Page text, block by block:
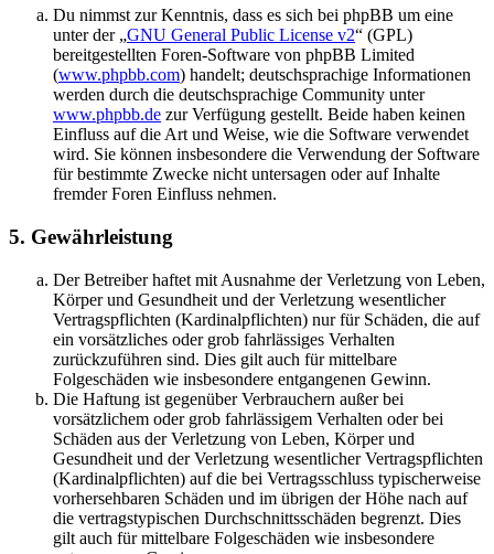
Du nimmst zur Kenntnis, dass es sich bei phpBB um eine
unter der „GNU General Public License v2“ (GPL)
bereitgestellten Foren-Software von phpBB Limited
(www.phpbb.com) handelt; deutschsprachige Informationen
werden durch die deutschsprachige Community unter
www.phpbb.de zur Verfügung gestellt. Beide haben keinen
Einfluss auf die Art und Weise, wie die Software verwendet
wird. Sie können insbesondere die Verwendung der Software
für bestimmte Zwecke nicht untersagen oder auf Inhalte
fremder Foren Einfluss nehmen.
5. Gewährleistung
Der Betreiber haftet mit Ausnahme der Verletzung von Leben,
Körper und Gesundheit und der Verletzung wesentlicher
Vertragspflichten (Kardinalpflichten) nur für Schäden, die auf
ein vorsätzliches oder grob fahrlässiges Verhalten
zurückzuführen sind. Dies gilt auch für mittelbare
Folgeschäden wie insbesondere entgangenen Gewinn.
Die Haftung ist gegenüber Verbrauchern außer bei
vorsätzlichem oder grob fahrlässigem Verhalten oder bei
Schäden aus der Verletzung von Leben, Körper und
Gesundheit und der Verletzung wesentlicher Vertragspflichten
(Kardinalpflichten) auf die bei Vertragsschluss typischerweise
vorhersehbaren Schäden und im übrigen der Höhe nach auf
die vertragstypischen Durchschnittsschäden begrenzt. Dies
gilt auch für mittelbare Folgeschäden wie insbesondere